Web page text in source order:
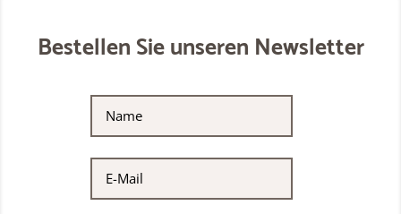
Bestellen Sie unseren Newsletter